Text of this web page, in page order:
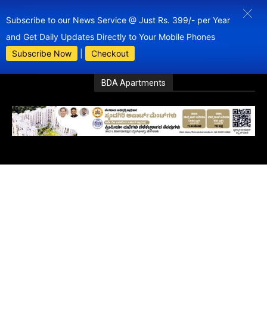
Subscribe to our News Service @ Just Rs. 399/- per Year
and Get Daily Updates Directly to Your Mobile Phones
Subscribe Now
Checkout
BDA Apartments